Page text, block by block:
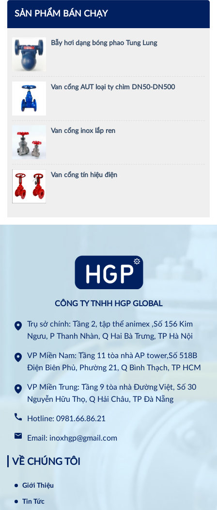
SẢN PHẨM BÁN CHẠY
Bẫy hơi dạng bóng phao Tung Lung
Van cổng AUT loại ty chìm DN50-DN500
Van cổng inox lắp ren
Van cổng tín hiệu điện
CÔNG TY TNHH HGP GLOBAL
Trụ sở chính: Tầng 2, tập thể animex ,Số 156 Kim
Ngưu, P Thanh Nhàn, Q Hai Bà Trưng, TP Hà Nội
VP Miền Nam: Tầng 11 tòa nhà AP tower,Số 518B
Điện Biên Phủ, Phường 21, Q Bình Thạch, TP HCM
VP Miền Trung: Tầng 9 tòa nhà Đường Việt, Số 30
Nguyễn Hữu Thọ, Q Hải Châu, TP Đà Nẵng
Hotline: 0981.66.86.21
Email: inoxhgp@gmail.com
VỀ CHÚNG TÔI
Giới Thiệu
Tin Tức